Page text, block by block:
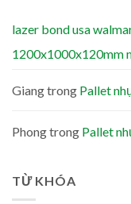
lazer bond usa
1200x1000x120mm
Giangtrong Pallet
Phongtrong Pallet
TỪ KHÓA